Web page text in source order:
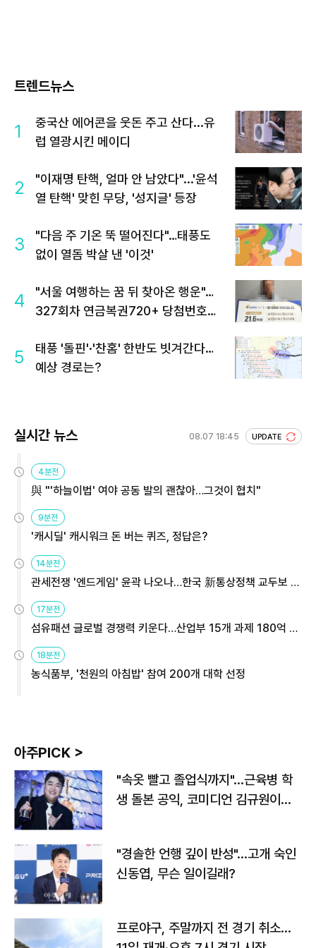
트렌드뉴스
1
중국산 에어콘을 웃돈 주고 산다...유
럽 열광시킨 메이디
2
"이재명 탄핵, 얼마 안 남았다"...'윤석
열 탄핵' 맞힌 무당, '성지글' 등장
3
"다음 주 기온 뚝 떨어진다"…태풍도
없이 열돔 박살 낸 '이것'
4
"서울 여행하는 꿈 뒤 찾아온 행운"…
327회차 연금복권720+ 당첨번호조
5
태풍 '돌핀'·'찬홈' 한반도 빗겨간다…
예상 경로는?
실시간 뉴스 08.07 18:45 UPDATE
4분전
與 "'하늘이법' 여야 공동 발의 괜찮아…그것이 협치"
9분전
'캐시딜' 캐시워크 돈 버는 퀴즈, 정답은?
14분전
관세전쟁 '엔드게임' 윤곽 나오나…한국 新통상정책 교두보 활
17분전
섬유패션 글로벌 경쟁력 키운다…산업부 15개 과제 180억 지
18분전
농식품부, '천원의 아침밥' 참여 200개 대학 선정
아주PICK >
"속옷 빨고 졸업식까지"…근육병 학
생 돌본 공익, 코미디언 김규원이었
"경솔한 언행 깊이 반성"…고개 숙인
신동엽, 무슨 일이길래?
프로야구, 주말까지 전 경기 취소…